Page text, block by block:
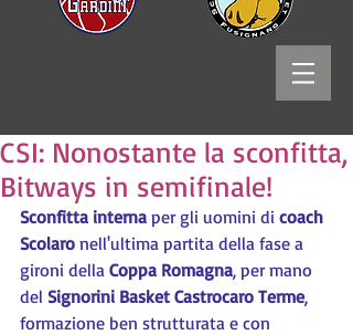
CSI: Nonostante la sconfitta,
Bitways in semifinale!
Sconfitta interna per gli uomini di coach
Scolaro nell'ultima partita della fase a
gironi della Coppa Romagna, per mano
del Signorini Basket Castrocaro Terme,
formazione ben strutturata e con